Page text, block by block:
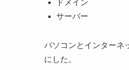
ドメイン
サーバー
パソコンとインターネ
にした。